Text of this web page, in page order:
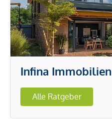
Infina Immobilien
Alle Ratgeber